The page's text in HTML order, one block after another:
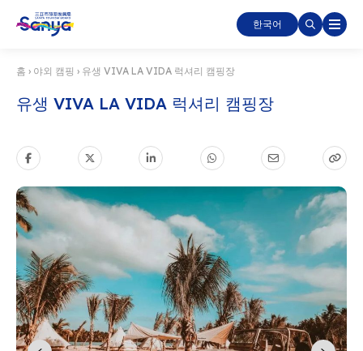
한국어
홈 › 야외 캠핑 › 유생 VIVA LA VIDA 럭셔리 캠핑장
유생 VIVA LA VIDA 럭셔리 캠핑장